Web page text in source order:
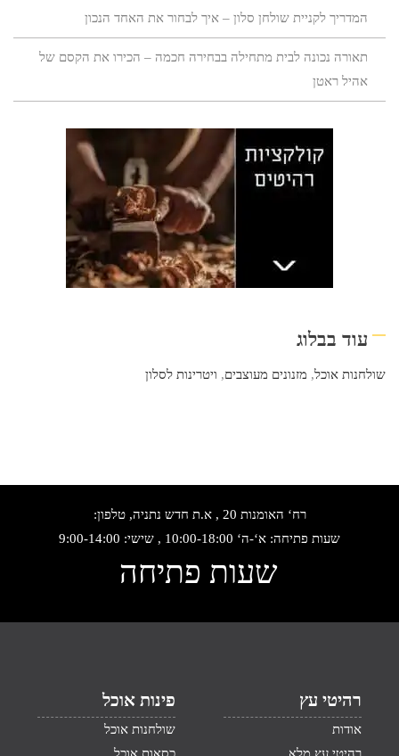
המדריך לקניית שולחן סלון – איך לבחור את האחד הנכון
תאורה נכונה לבית מתחילה בבחירה חכמה – הכירו את הקסם של
אהיל ראטן
עוד בבלוג
שולחנות אוכל, מזנונים מעוצבים, ויטרינות לסלון
רח‘ האומנות 20 , א.ת חדש נתניה, טלפון:
שעות פתיחה: א‘-ה‘ 10:00-18:00 , שישי: 9:00-14:00
שעות פתיחה
רהיטי עץ
אודות
פינות אוכל
שולחנות אוכל